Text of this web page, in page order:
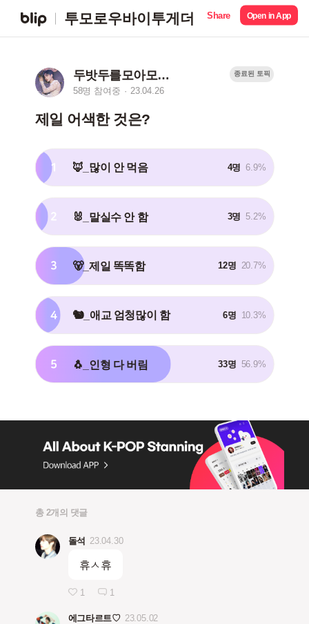
투모로우바이투게더 Share Open in App
두밧두를모아모아깅
58명 참여중 23.04.26
종료된 토픽
제일 어색한 것은?
1 🦊_많이 안 먹음 4명 6.9%
2 🐰_말실수 안 함 3명 5.2%
3 🐻_제일 똑똑함 12명 20.7%
4 🐿️_애교 엄청많이 함 6명 10.3%
5 🐧_인형 다 버림 33명 56.9%
총 2개의 댓글
돌석 23.04.30
휴ㅅ휴
1 1
에그타르트♡ 23.05.02